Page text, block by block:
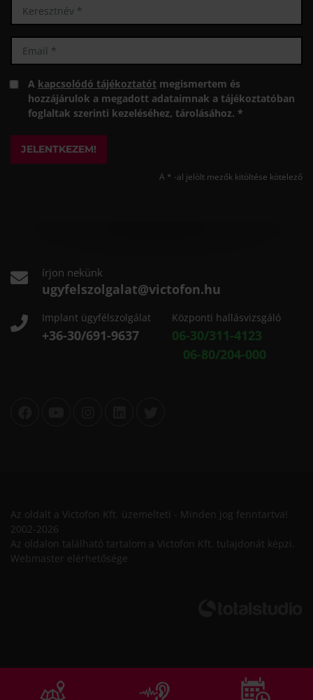
A kapcsolódó tájékoztatót megismertem és
hozzájárulok a megadott adataimnak a tájékoztatóban
foglaltak szerinti kezeléséhez, tárolásához. *
JELENTKEZEM!
A * -al jelölt mezők kitöltése kötelező
írjon nekünk
ugyfelszolgalat@victofon.hu
Implant ügyfélszolgálat
+36-30/691-9637
Központi hallásvizsgáló
06-30/311-4123
06-80/204-000
Az oldalt a Victofon Kft. üzemelteti - Minden jog fenntartva!
2002-2026
Az oldalon található tartalom a Victofon Kft. tulajdonát képzi.
Webmaster elérhetősége